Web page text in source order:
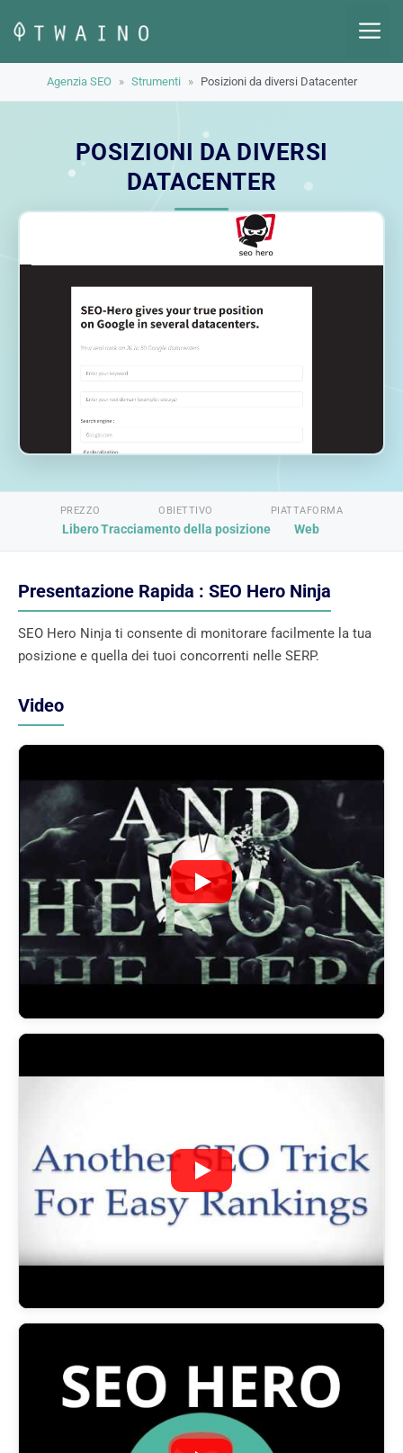
contenuto
Agenzia SEO » Strumenti » Posizioni da diversi Datacenter
POSIZIONI DA DIVERSI
DATACENTER
PREZZO
Libero
OBIETTIVO
Tracciamento della posizione
PIATTAFORMA
Web
Presentazione Rapida : SEO Hero Ninja
SEO Hero Ninja ti consente di monitorare facilmente la tua
posizione e quella dei tuoi concorrenti nelle SERP.
Video